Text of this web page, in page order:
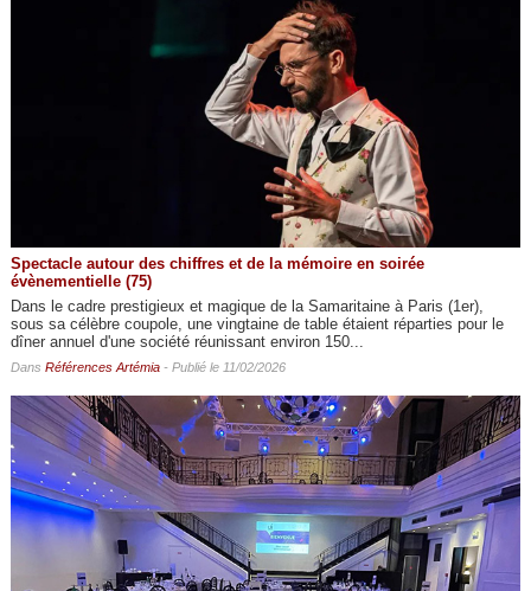
Spectacle autour des chiffres et de la mémoire en soirée
évènementielle (75)
Dans le cadre prestigieux et magique de la Samaritaine à Paris (1er),
sous sa célèbre coupole, une vingtaine de table étaient réparties pour le
dîner annuel d'une société réunissant environ 150...
Dans Références Artémia- Publié le 11/02/2026